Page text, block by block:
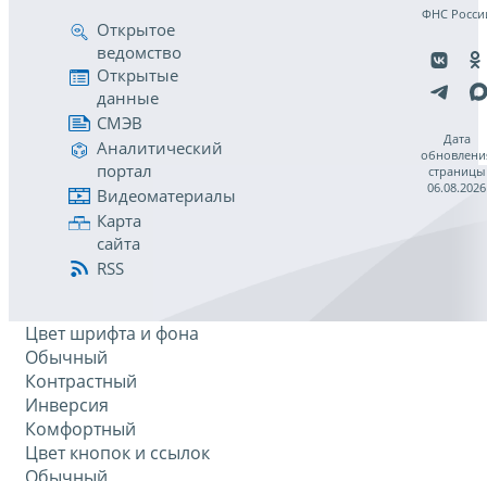
Открытое
ведомство
Открытые
данные
СМЭВ
Аналитический
портал
Видеоматериалы
Карта
сайта
RSS
ФНС
Дата
страницы
06.08.2026
Цвет шрифта и фона
Обычный
Контрастный
Инверсия
Комфортный
Цвет кнопок и ссылок